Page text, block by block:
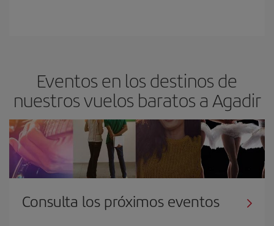
Eventos en los destinos de
nuestros vuelos baratos a Agadir
Consulta los próximos eventos